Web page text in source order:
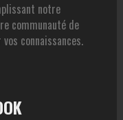
notre
communauté de
connaissances.